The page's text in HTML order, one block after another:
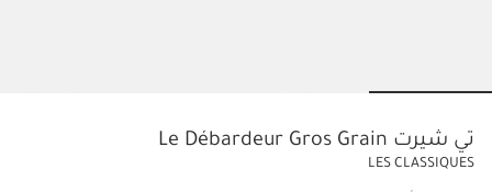
تي شيرت Le Débardeur Gros Grain
LES CLASSIQUES